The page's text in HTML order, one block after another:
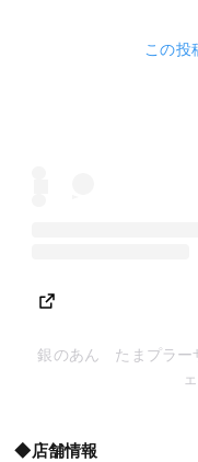
この投
銀のあん たまプラー
◆店舗情報